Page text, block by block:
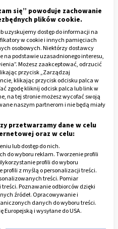
zatoki
się” powoduje zachowanie
plików cookie.
uzyskujemy dostęp do informacji na
w cookie i innych pamięciach
osobowych. Niektórzy dostawcy
na podstawie uzasadnionego interesu,
Możesz zaakceptować, odrzucić
przycisk „Zarządzaj
klikając przycisk odcisku palca w
zgodę kliknij odcisk palca lub link w
na tej stronie możesz wycofać swoją
naszym partnerom i nie będą miały
przetwarzamy dane w celu
oraz w celu:
lub dostęp do nich.
do wyboru reklam. Tworzenie profili
profili do wyboru
z myślą o personalizacji treści.
treści. Pomiar
Poznawanie odbiorców dzięki
źródeł. Opracowywanie i
danych do wyboru treści.
i wysyłane do USA.